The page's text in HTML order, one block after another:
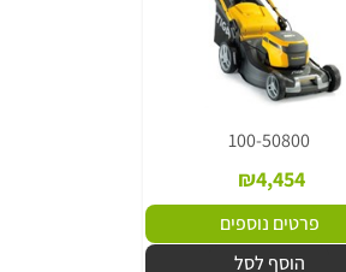
100-50800
₪4,454
פרטים נוספים
הוסף לסל